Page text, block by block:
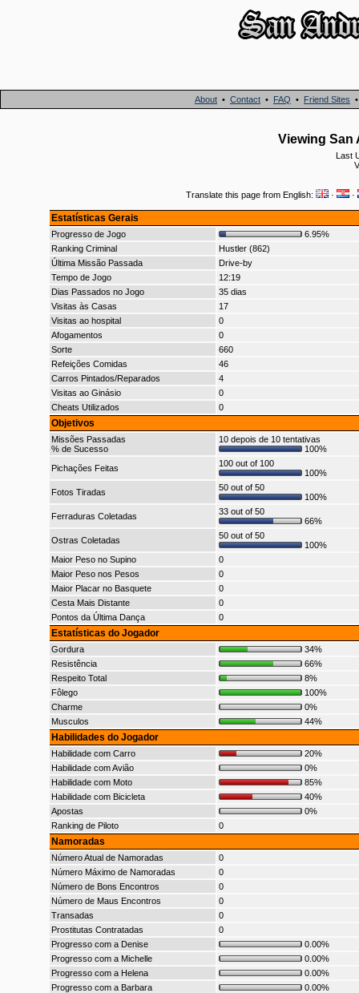
About • Contact • FAQ • Friend Sites
Viewing San
Last
Translate this page from English: · ·
Estatísticas Gerais
Progresso de Jogo
6.95%
Ranking Criminal
Hustler (862)
Última Missão Passada
Drive-by
Tempo de Jogo
12:19
Dias Passados no Jogo
35 dias
Visitas às Casas
17
Visitas ao hospital
0
Afogamentos
0
Sorte
660
Refeições Comidas
46
Carros Pintados/Reparados
4
Visitas ao Ginásio
0
Cheats Utilizados
0
Objetivos
Missões Passadas
% de Sucesso
10 depois de 10 tentativas
100%
Pichações Feitas
100 out of 100
100%
Fotos Tiradas
50 out of 50
100%
Ferraduras Coletadas
33 out of 50
66%
Ostras Coletadas
50 out of 50
100%
Maior Peso no Supino
0
Maior Peso nos Pesos
0
Maior Placar no Basquete
0
Cesta Mais Distante
0
Pontos da Última Dança
0
Estatísticas do Jogador
Gordura
34%
Resistência
66%
Respeito Total
8%
Fôlego
100%
Charme
0%
Musculos
44%
Habilidades do Jogador
Habilidade com Carro
20%
Habilidade com Avião
0%
Habilidade com Moto
85%
Habilidade com Bicicleta
40%
Apostas
0%
Ranking de Piloto
0
Namoradas
Número Atual de Namoradas
0
Número Máximo de Namoradas
0
Número de Bons Encontros
0
Número de Maus Encontros
0
Transadas
0
Prostitutas Contratadas
0
Progresso com a Denise
0.00%
Progresso com a Michelle
0.00%
Progresso com a Helena
0.00%
Progresso com a Barbara
0.00%